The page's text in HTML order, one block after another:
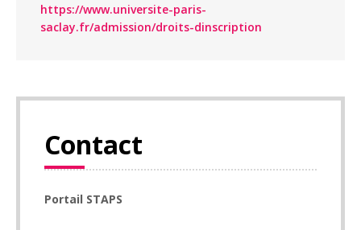
https://www.universite-paris-
saclay.fr/admission/droits-dinscription
Contact
Portail STAPS